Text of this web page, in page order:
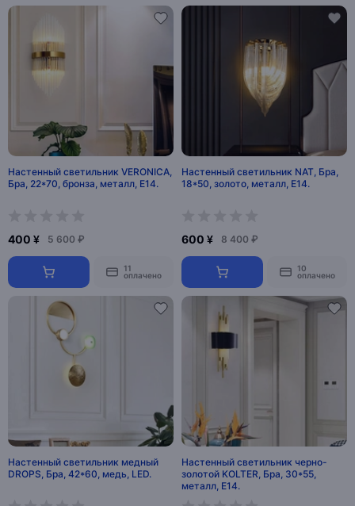
Настенный светильник VERONICA,
Бра, 22*70, бронза, металл, Е14.
400 ¥ 5 600 ₽
11
оплачено
Настенный светильник NAT, Бра,
18*50, золото, металл, Е14.
600 ¥ 8 400 ₽
10
оплачено
Настенный светильник медный
DROPS, Бра, 42*60, медь, LED.
Настенный светильник черно-
золотой KOLTER, Бра, 30*55,
металл, Е14.